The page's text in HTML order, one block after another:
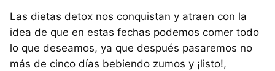
Las dietas detox nos conquistan y atraen con la
idea de que en estas fechas podemos comer todo
lo que deseamos, ya que después pasaremos no
más de cinco días bebiendo zumos y ¡listo!,